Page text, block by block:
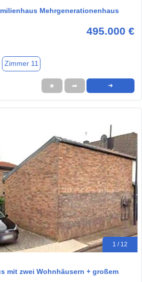
Mehrgenerationenhaus
495.000 €
Zimmer 11
★ ➦ ➜
1 / 12
mit zwei Wohnhäusern + großem